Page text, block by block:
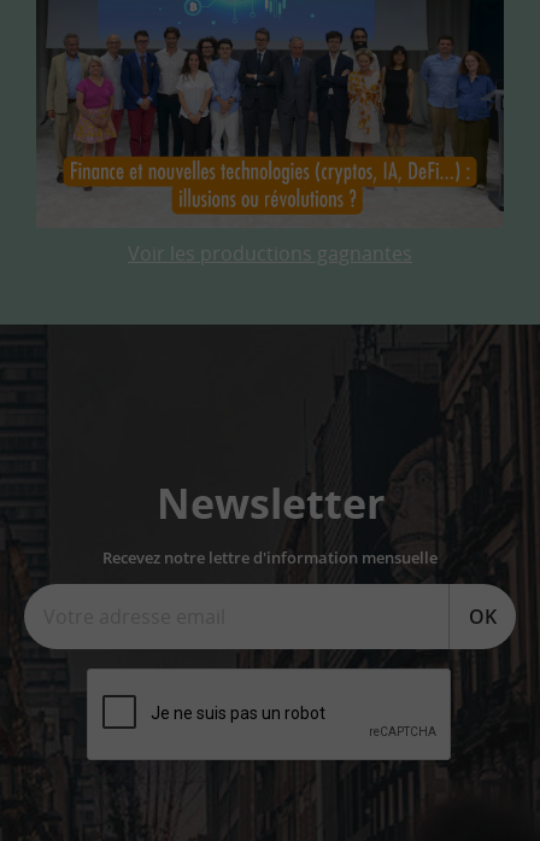
Voir les productions gagnantes
Newsletter
Recevez notre lettre d'information mensuelle
OK